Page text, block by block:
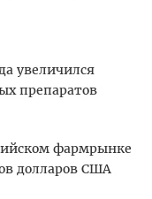
увеличился
препаратов
фармрынке
долларов США